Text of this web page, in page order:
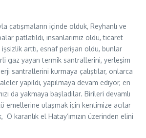
çatışmaların içinde olduk, Reyhanlı ve
patlatıldı, insanlarımız öldü, ticaret
işsizlik arttı, esnaf perişan oldu, bunlar
gaz yayan termik santrallerini, yerleşim
santrallerini kurmaya çalıştılar, onlarca
yapıldı, yapılmaya devam ediyor, en
da yakmaya başladılar. Birileri devamlı
emellerine ulaşmak için kentimize acılar
O karanlık el Hatay’ımızın üzerinden elini